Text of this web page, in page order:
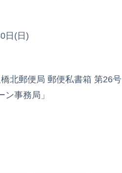
日(日)
北郵便局 郵便私書箱 第26号
ン事務局」